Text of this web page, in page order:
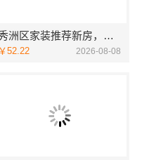
秀洲区家装推荐新房，嘉兴锦居装饰材料有限公司
￥52.22 2026-08-08